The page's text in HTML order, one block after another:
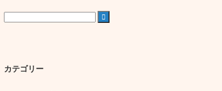

カテゴリー